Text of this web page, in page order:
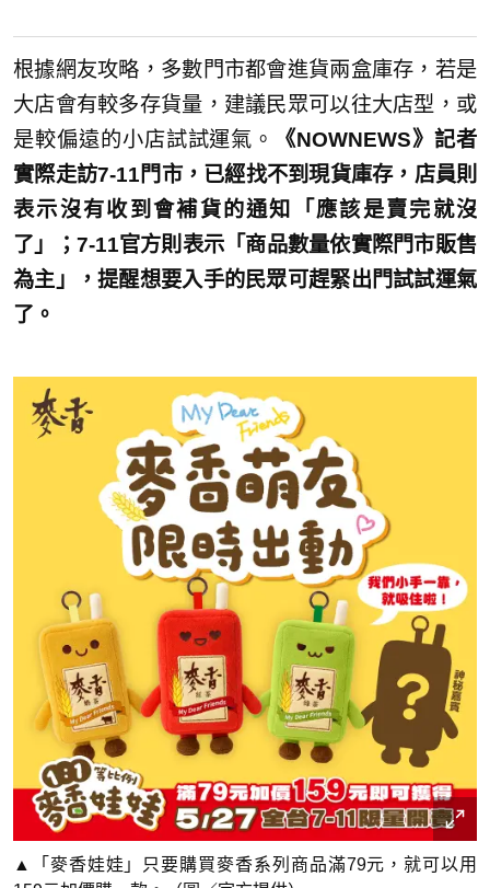
根據網友攻略，多數門市都會進貨兩盒庫存，若是
大店會有較多存貨量，建議民眾可以往大店型，或
是較偏遠的小店試試運氣。
《NOWNEWS》記者
實際走訪7-11門市，已經找不到現貨庫存，店員則
表示沒有收到會補貨的通知「應該是賣完就沒
了」；7-11官方則表示「商品數量依實際門市販售
為主」，提醒想要入手的民眾可趕緊出門試試運氣
了。
▲「麥香娃娃」只要購買麥香系列商品滿79元，就可以用